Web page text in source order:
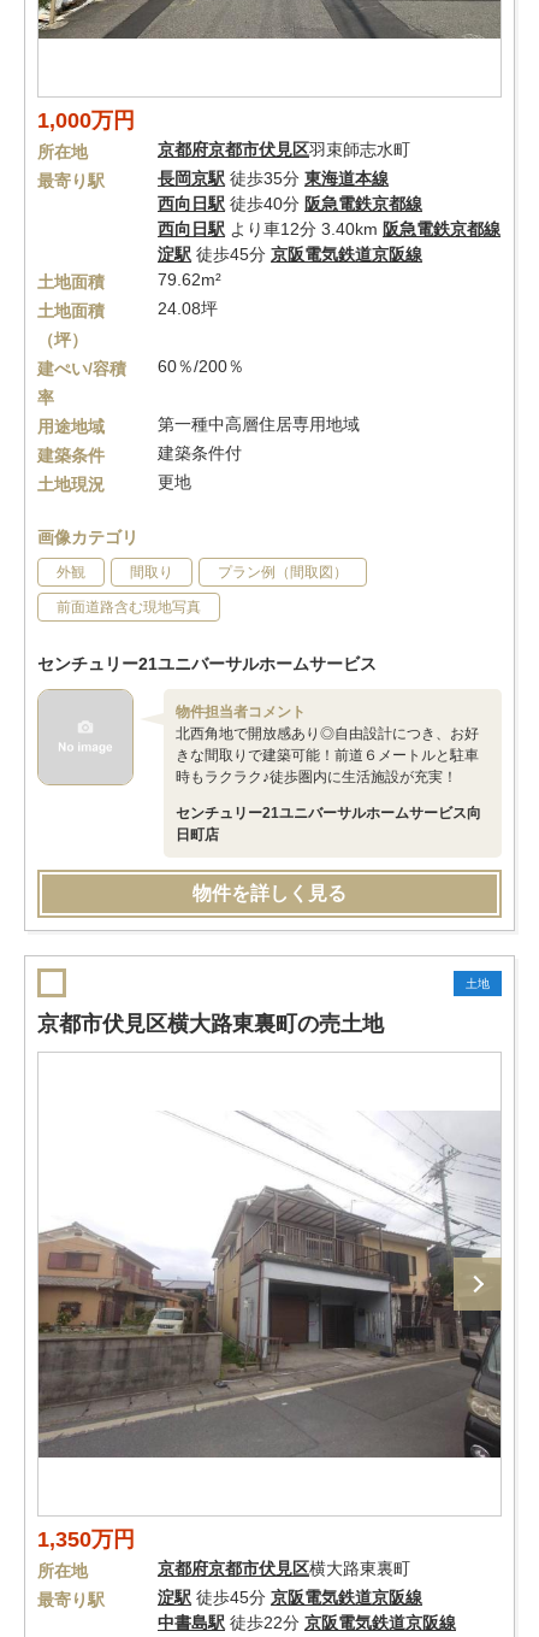
1,000万円
所在地 京都府京都市伏見区羽束師志水町
最寄り駅
長岡京駅 徒歩35分 東海道本線
西向日駅 徒歩40分 阪急電鉄京都線
西向日駅 より車12分 3.40km 阪急電鉄京都線
淀駅 徒歩45分 京阪電気鉄道京阪線
土地面積
79.62m²
土地面積
（坪）
24.08坪
建ぺい/容積
率
60％/200％
用途地域
第一種中高層住居専用地域
建築条件
建築条件付
土地現況
更地
画像カテゴリ
外観 間取り プラン例（間取図）
前面道路含む現地写真
センチュリー21ユニバーサルホームサービス
物件担当者コメント
北西角地で開放感あり◎自由設計につき、お好
きな間取りで建築可能！前道６メートルと駐車
時もラクラク♪徒歩圏内に生活施設が充実！
センチュリー21ユニバーサルホームサービス向
日町店
物件を詳しく見る
土地
京都市伏見区横大路東裏町の売土地
1,350万円
所在地 京都府京都市伏見区横大路東裏町
最寄り駅
淀駅 徒歩45分 京阪電気鉄道京阪線
中書島駅 徒歩22分 京阪電気鉄道京阪線